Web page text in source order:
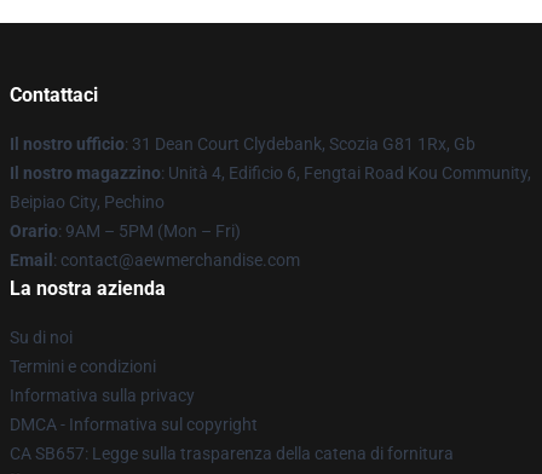
Contattaci
Il nostro ufficio: 31 Dean Court Clydebank, Scozia G81 1Rx, Gb
Il nostro magazzino: Unità 4, Edificio 6, Fengtai Road Kou Community,
Beipiao City, Pechino
Orario: 9AM – 5PM (Mon – Fri)
Email : contact@aewmerchandise.com
La nostra azienda
Su di noi
Termini e condizioni
Informativa sulla privacy
DMCA - Informativa sul copyright
CA SB657: Legge sulla trasparenza della catena di fornitura